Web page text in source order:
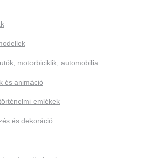
motorbiciklik, automobilia
és animáció
emlékek
és dekoráció